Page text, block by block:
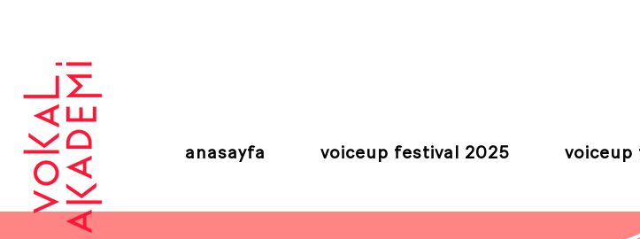
anasayfa voiceup festival 2025 voiceup